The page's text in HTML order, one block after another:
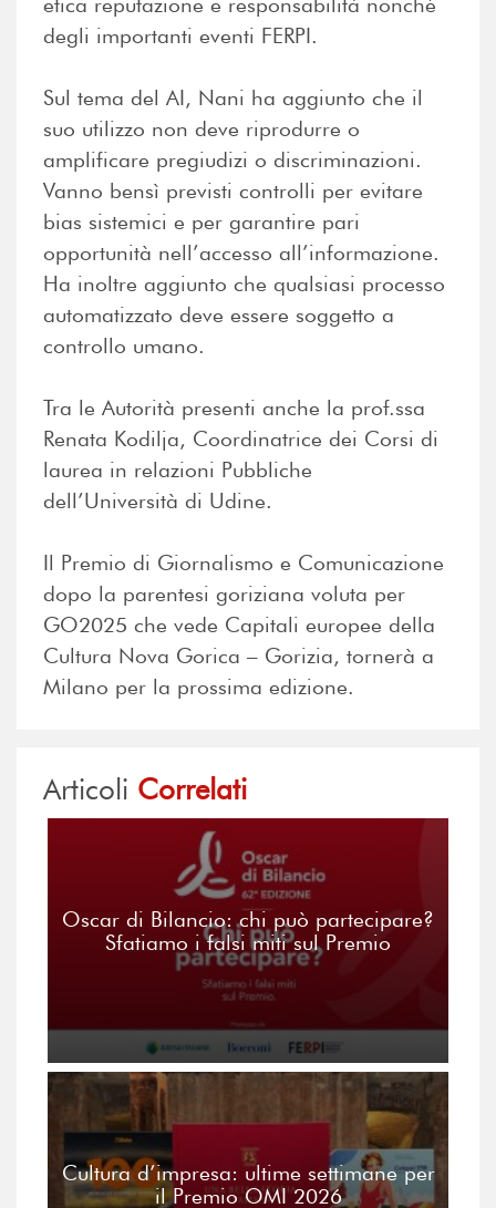
etica reputazione e responsabilità nonché
degli importanti eventi FERPI.
Sul tema del AI, Nani ha aggiunto che il
suo utilizzo non deve riprodurre o
amplificare pregiudizi o discriminazioni.
Vanno bensì previsti controlli per evitare
bias sistemici e per garantire pari
opportunità nell’accesso all’informazione.
Ha inoltre aggiunto che qualsiasi processo
automatizzato deve essere soggetto a
controllo umano.
Tra le Autorità presenti anche la prof.ssa
Renata Kodilja, Coordinatrice dei Corsi di
laurea in relazioni Pubbliche
dell’Università di Udine.
Il Premio di Giornalismo e Comunicazione
dopo la parentesi goriziana voluta per
GO2025 che vede Capitali europee della
Cultura Nova Gorica – Gorizia, tornerà a
Milano per la prossima edizione.
Articoli Correlati
Oscar di Bilancio: chi può partecipare?
Sfatiamo i falsi miti sul Premio
Cultura d’impresa: ultime settimane per
il Premio OMI 2026